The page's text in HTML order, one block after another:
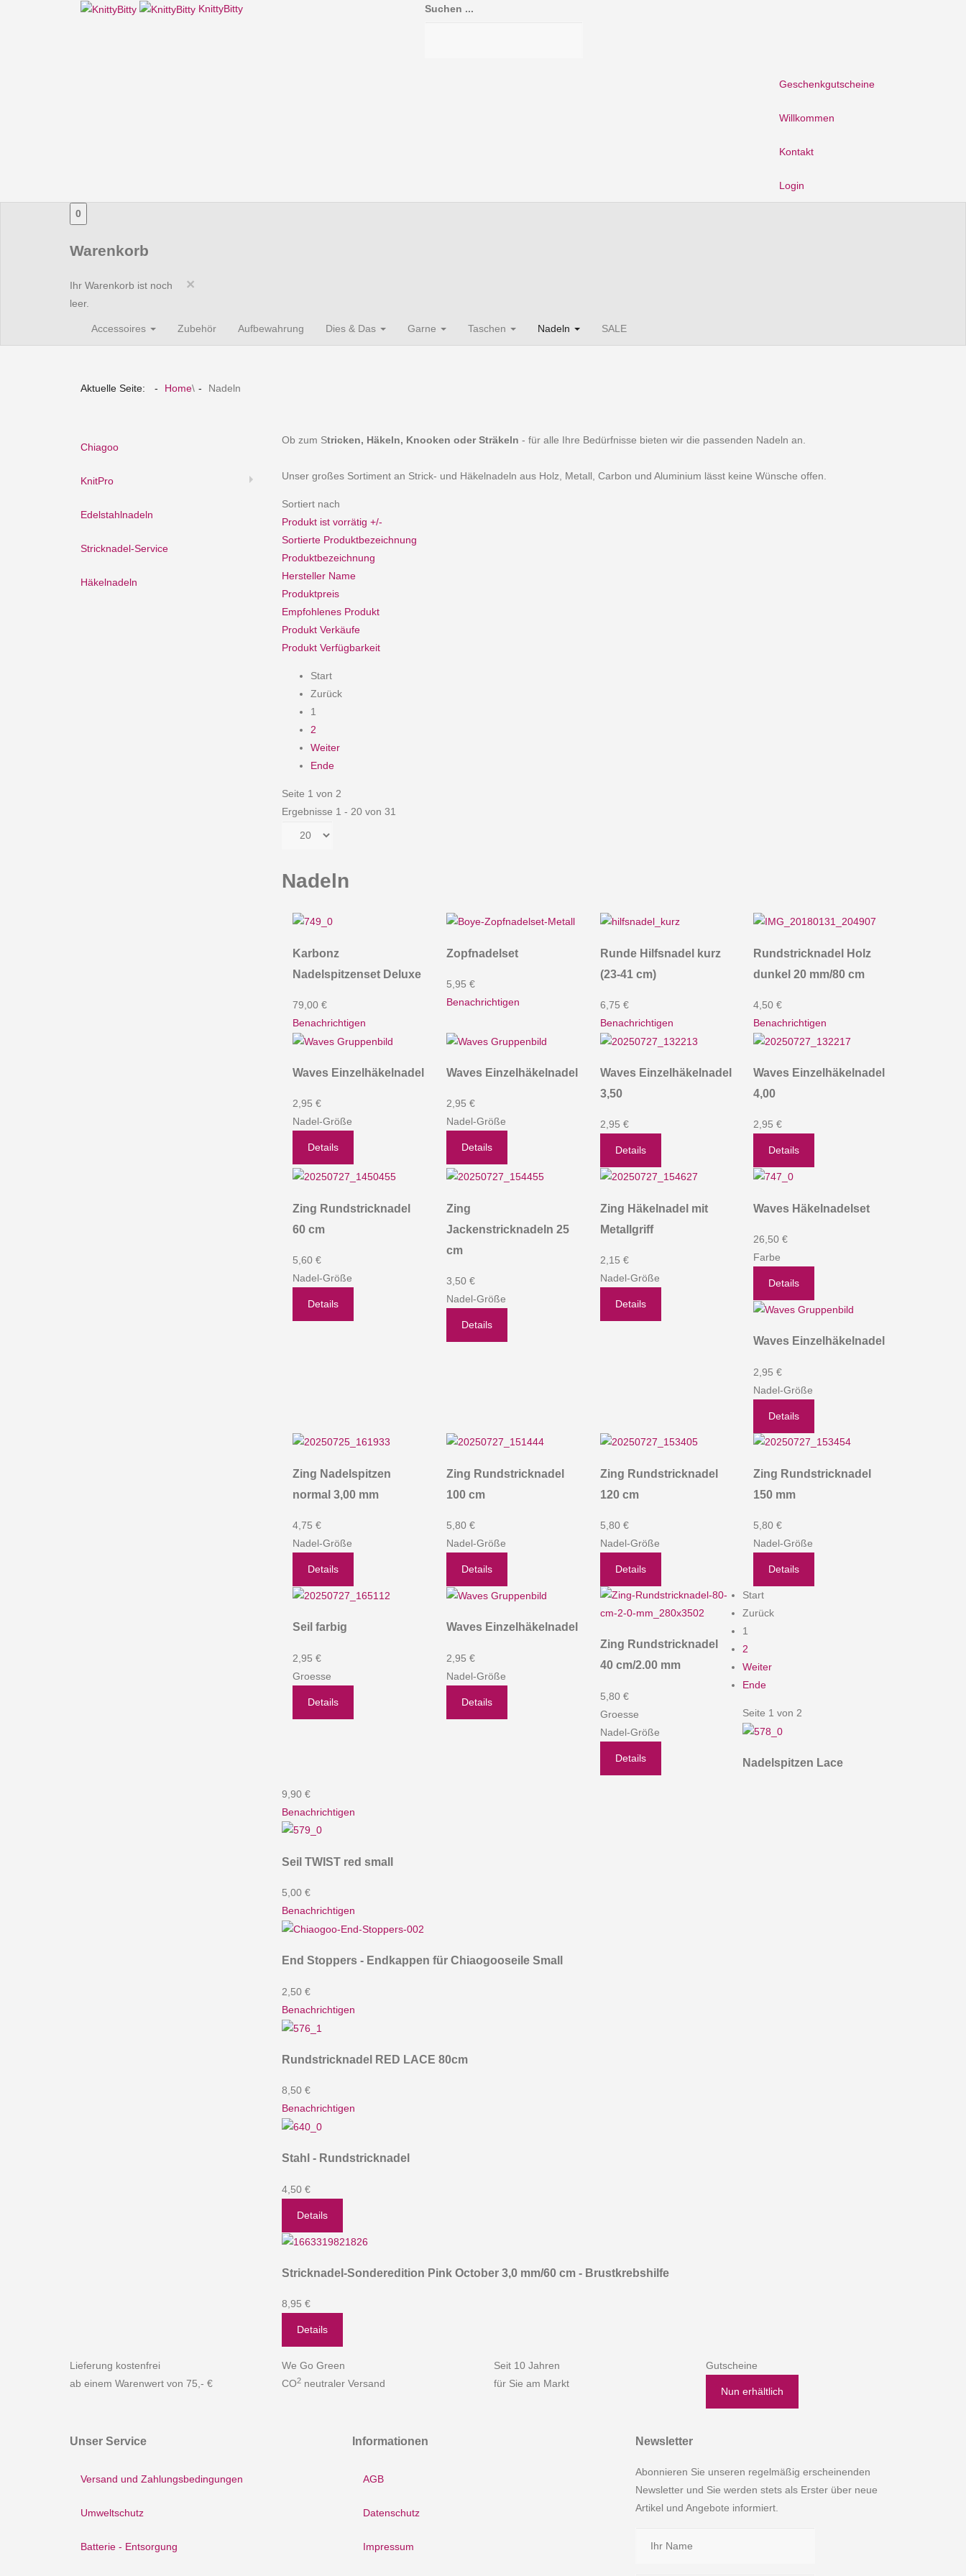
KnittyBitty Suchen ...
Geschenkgutscheine
Willkommen
Kontakt
Login
0
Warenkorb
×
Ihr Warenkorb ist noch
leer.
Accessoires Zubehör Aufbewahrung Dies & Das Garne Taschen Nadeln SALE
Aktuelle Seite: Home\ Nadeln
Ob zum Stricken, Häkeln, Knooken oder Sträkeln - für alle Ihre Bedürfnisse bieten wir die passenden Nadeln an.
Unser großes Sortiment an Strick- und Häkelnadeln aus Holz, Metall, Carbon und Aluminium lässt keine Wünsche offen.
Sortiert nach
Produkt ist vorrätig +/-
Sortierte Produktbezeichnung
Produktbezeichnung
Hersteller Name
Produktpreis
Empfohlenes Produkt
Produkt Verkäufe
Produkt Verfügbarkeit
Start
Zurück
1
2
Weiter
Ende
Seite 1 von 2
Ergebnisse 1 - 20 von 31
Nadeln
Karbonz
Nadelspitzenset Deluxe
79,00 €
Benachrichtigen
Zopfnadelset
5,95 €
Benachrichtigen
Runde Hilfsnadel kurz
(23-41 cm)
6,75 €
Benachrichtigen
Rundstricknadel Holz
dunkel 20 mm/80 cm
4,50 €
Benachrichtigen
Waves Einzelhäkelnadel
2,95 €
Nadel-Größe
Details
Waves Einzelhäkelnadel
2,95 €
Nadel-Größe
Details
Waves Einzelhäkelnadel
3,50
2,95 €
Details
Waves Einzelhäkelnadel
4,00
2,95 €
Details
Zing Rundstricknadel
60 cm
5,60 €
Nadel-Größe
Details
Zing
Jackenstricknadeln 25
cm
3,50 €
Nadel-Größe
Details
Zing Häkelnadel mit
Metallgriff
2,15 €
Nadel-Größe
Details
Waves Häkelnadelset
26,50 €
Farbe
Details
Waves Einzelhäkelnadel
2,95 €
Nadel-Größe
Details
Zing Nadelspitzen
normal 3,00 mm
4,75 €
Nadel-Größe
Details
Zing Rundstricknadel
100 cm
5,80 €
Nadel-Größe
Details
Zing Rundstricknadel
120 cm
5,80 €
Nadel-Größe
Details
Zing Rundstricknadel
150 mm
5,80 €
Nadel-Größe
Details
Seil farbig
2,95 €
Groesse
Details
Waves Einzelhäkelnadel
2,95 €
Nadel-Größe
Details
Zing Rundstricknadel
40 cm/2.00 mm
5,80 €
Groesse
Nadel-Größe
Details
Start
Zurück
1
2
Weiter
Ende
Seite 1 von 2
Nadelspitzen Lace
9,90 €
Benachrichtigen
Seil TWIST red small
5,00 €
Benachrichtigen
End Stoppers - Endkappen für Chiaogooseile Small
2,50 €
Benachrichtigen
Rundstricknadel RED LACE 80cm
8,50 €
Benachrichtigen
Stahl - Rundstricknadel
4,50 €
Details
Stricknadel-Sonderedition Pink October 3,0 mm/60 cm - Brustkrebshilfe
8,95 €
Details
Chiagoo
KnitPro
Edelstahlnadeln
Stricknadel-Service
Häkelnadeln
Lieferung kostenfrei
ab einem Warenwert von 75,- €
We Go Green
CO2 neutraler Versand
Seit 10 Jahren
für Sie am Markt
Gutscheine
Nun erhältlich
Unser Service
Versand und Zahlungsbedingungen
Umweltschutz
Batterie - Entsorgung
Informationen
AGB
Datenschutz
Impressum
Newsletter
Abonnieren Sie unseren regelmäßig erscheinenden
Newsletter und Sie werden stets als Erster über neue
Artikel und Angebote informiert.